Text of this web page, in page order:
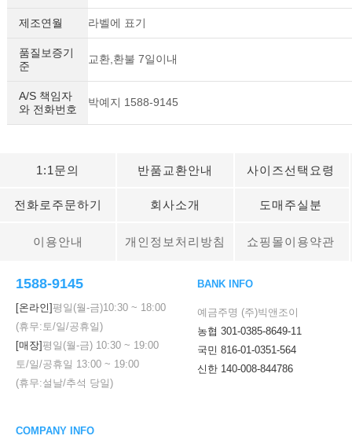
제조연월 라벨에 표기
품질보증기
준
교환,환불 7일이내
A/S 책임자
와 전화번호
박예지 1588-9145
1:1문의 반품교환안내 사이즈선택요령
전화로주문하기 회사소개 도매주실분
이용안내 개인정보처리방침 쇼핑몰이용약관
1588-9145
[온라인] 평일(월-금)10:30 ~ 18:00
(휴무:토/일/공휴일)
[매장] 평일(월-금) 10:30 ~ 19:00
토/일/공휴일 13:00 ~ 19:00
(휴무:설날/추석 당일)
BANK INFO
예금주명 (주)빅앤조이
농협 301-0385-8649-11
국민 816-01-0351-564
신한 140-008-844786
COMPANY INFO